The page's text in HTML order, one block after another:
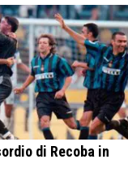
di Recoba in